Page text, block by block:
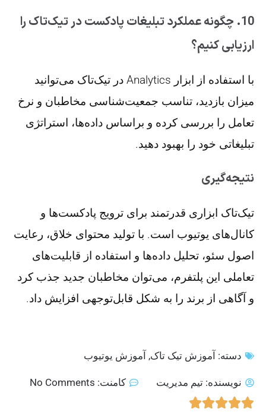
10. چگونه عملکرد تبلیغات پادکست در تیک‌تاک را
ارزیابی کنیم؟
با استفاده از ابزار Analytics در تیک‌تاک می‌توانید
میزان بازدید، تناسب جمعیت‌شناسی مخاطبان و نرخ
تعامل را بررسی کرده و براساس داده‌ها، استراتژی
تبلیغاتی خود را بهبود دهید.
نتیجه‌گیری
تیک‌تاک ابزاری قدرتمند برای ترویج پادکست‌ها و
کانال‌های یوتیوب است. با تولید محتوای خلاق، رعایت
اصول سئو، تحلیل داده‌ها و استفاده از قابلیت‌های
تعاملی این پلتفرم، می‌توان مخاطبان جدید جذب کرد
و آگاهی از برند را به شکل قابل‌توجهی افزایش داد.
دسته: آموزش تیک تاک, آموزش یوتیوب
نویسنده: تیم مدیریت کامنت: